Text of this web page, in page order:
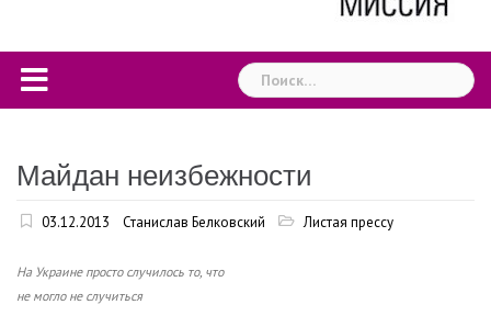
Найти:
Майдан неизбежности
03.12.2013 Станислав Белковский Листая прессу
На Украине просто случилось то, что
не могло не случиться